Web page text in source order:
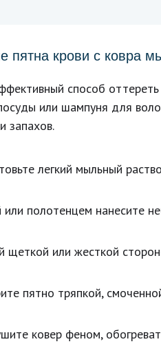
пятна крови с ковра
способ оттереть
или шампуня для
запахов.
легкий мыльный
или полотенцем нанесите
щеткой или жесткой
пятно тряпкой,
ковер феном,